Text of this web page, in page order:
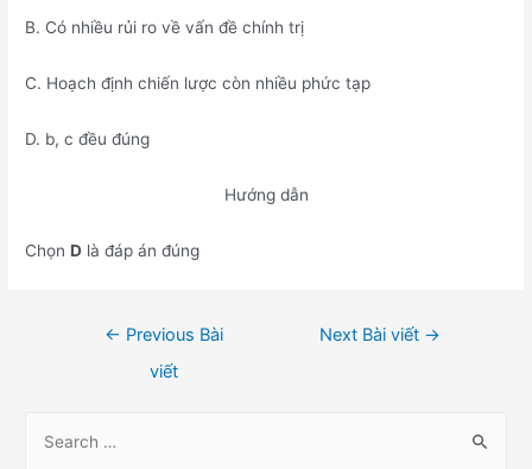
B. Có nhiều rủi ro về vấn đề chính trị
C. Hoạch định chiến lược còn nhiều phức tạp
D. b, c đều đúng
Hướng dẫn
ChọnD là đáp án đúng
← Previous Bài
viết
Next Bài viết →